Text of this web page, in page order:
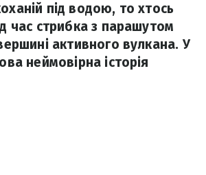
під водою, то хтось
час стрибка з парашутом
активного вулкана. У
неймовірна історія